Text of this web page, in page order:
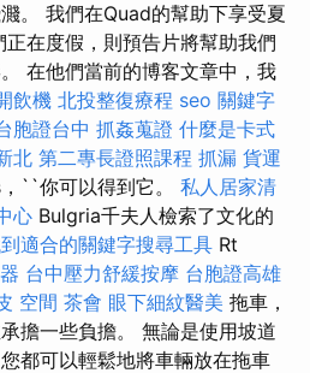
。 我們在Quad的幫助下享受夏
在度假，則預告片將幫助我們
在他們當前的博客文章中，我
飲機 北投整復療程 seo 關鍵字
胞證台中 抓姦蒐證 什麼是卡式
北 第二專長證照課程 抓漏 貨運
``你可以得到它。 私人居家清
心 Bulgria千夫人檢索了文化的
適合的關鍵字搜尋工具 Rt
台中壓力舒緩按摩 台胞證高雄
空間 茶會 眼下細紋醫美 拖車，
擔一些負擔。 無論是使用坡道
都可以輕鬆地將車輛放在拖車